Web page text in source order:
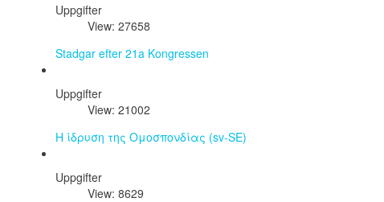
Uppgifter
View: 27658
Stadgar efter 21a Kongressen
Uppgifter
View: 21002
Η ίδρυση της Ομοσπονδίας (sv-SE)
Uppgifter
View: 8629